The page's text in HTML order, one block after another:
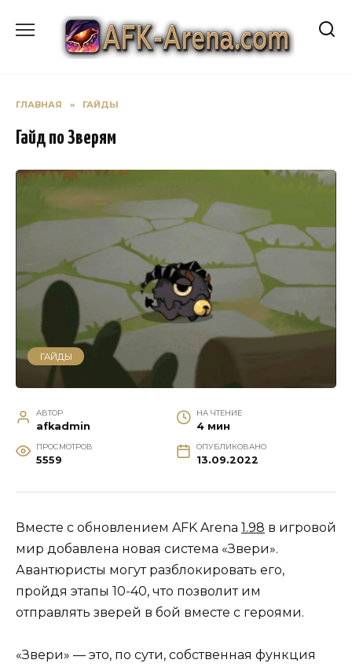
содержанию
ГЛАВНАЯ » ГАЙДЫ
Гайд по Зверям
ГАЙДЫ
АВТОР
afkadmin
НА ЧТЕНИЕ
4 мин
ПРОСМОТРОВ
5559
ОПУБЛИКОВАНО
13.09.2022
Вместе с обновлением AFK Arena 1.98 в игровой
мир добавлена новая система «Звери».
Авантюристы могут разблокировать его,
пройдя этапы 10-40, что позволит им
отправлять зверей в бой вместе с героями.
«Звери» — это, по сути, собственная функция